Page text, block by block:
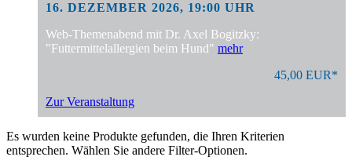
16. DEZEMBER 2026, 19:00 UHR
Web-Themenabend mit Dr. Axel Bogitzky:
"Futtermittelallergien beim Hund" mehr
45,00 EUR*
Zur Veranstaltung
Es wurden keine Produkte gefunden, die Ihren Kriterien
entsprechen. Wählen Sie andere Filter-Optionen.